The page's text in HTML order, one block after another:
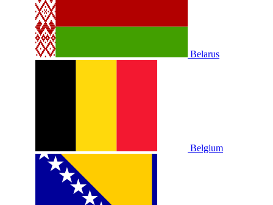
Belarus
Belgium